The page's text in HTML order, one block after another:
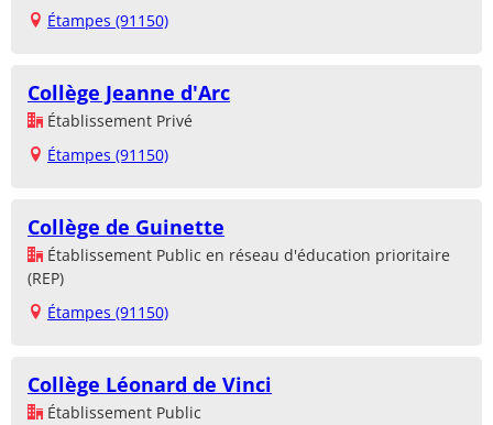
Étampes (91150)
Collège Jeanne d'Arc
Établissement Privé
Étampes (91150)
Collège de Guinette
Établissement Public en réseau d'éducation prioritaire
(REP)
Étampes (91150)
Collège Léonard de Vinci
Établissement Public